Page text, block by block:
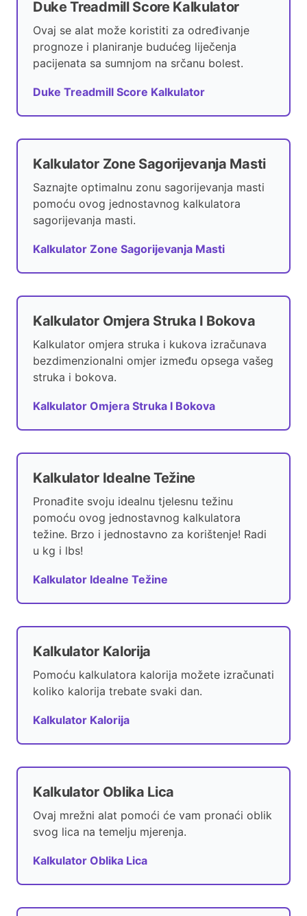
Duke Treadmill Score Kalkulator
Ovaj se alat može koristiti za određivanje
prognoze i planiranje budućeg liječenja
pacijenata sa sumnjom na srčanu bolest.
Duke Treadmill Score Kalkulator
Kalkulator Zone Sagorijevanja Masti
Saznajte optimalnu zonu sagorijevanja masti
pomoću ovog jednostavnog kalkulatora
sagorijevanja masti.
Kalkulator Zone Sagorijevanja Masti
Kalkulator Omjera Struka I Bokova
Kalkulator omjera struka i kukova izračunava
bezdimenzionalni omjer između opsega vašeg
struka i bokova.
Kalkulator Omjera Struka I Bokova
Kalkulator Idealne Težine
Pronađite svoju idealnu tjelesnu težinu
pomoću ovog jednostavnog kalkulatora
težine. Brzo i jednostavno za korištenje! Radi
u kg i lbs!
Kalkulator Idealne Težine
Kalkulator Kalorija
Pomoću kalkulatora kalorija možete izračunati
koliko kalorija trebate svaki dan.
Kalkulator Kalorija
Kalkulator Oblika Lica
Ovaj mrežni alat pomoći će vam pronaći oblik
svog lica na temelju mjerenja.
Kalkulator Oblika Lica